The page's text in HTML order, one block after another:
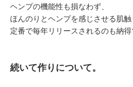
ヘンプの機能性も損なわず、
ほんのりとヘンプを感じさせる肌触
定番で毎年リリースされるのも納得
続いて作りについて。